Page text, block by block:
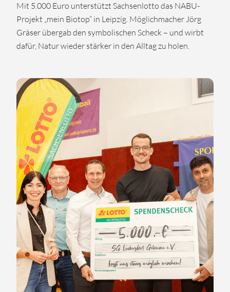
Mit 5.000 Euro unterstützt Sachsenlotto das NABU-
Projekt „mein Biotop“ in Leipzig. Möglichmacher Jörg
Gräser übergab den symbolischen Scheck – und wirbt
dafür, Natur wieder stärker in den Alltag zu holen.